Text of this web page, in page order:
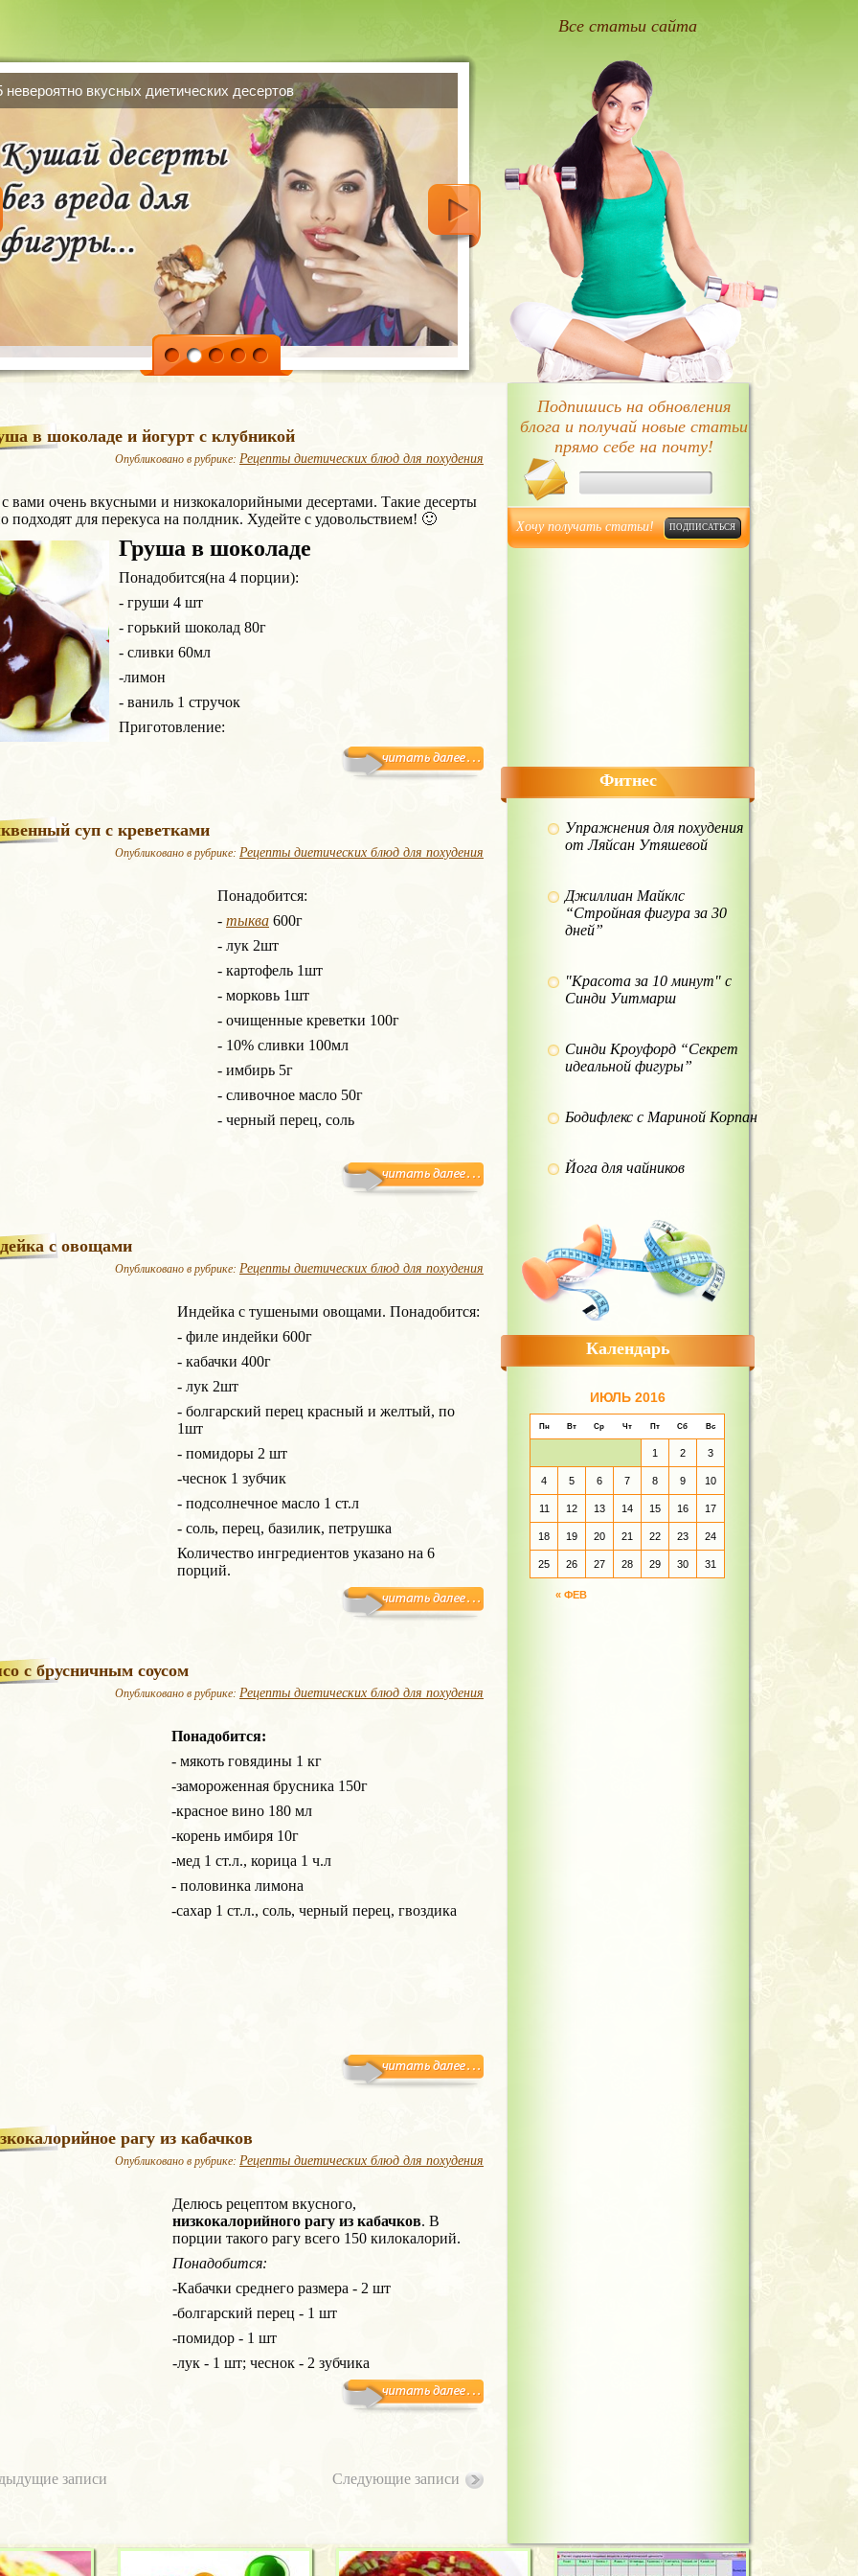
Все статьи сайта
невероятно вкусных диетических десертов
в шоколаде и йогурт с клубникой
Опубликовано в рубрике: Рецепты диетических блюд для похудения
вами очень вкусными и низкокалорийными десертами. Такие десерты
подходят для перекуса на полдник. Худейте с удовольствием! 🙂
Груша в шоколаде
Понадобится(на 4 порции):
- груши 4 шт
- горький шоколад 80г
- сливки 60мл
-лимон
- ваниль 1 стручок
Приготовление:
суп с креветками
Опубликовано в рубрике: Рецепты диетических блюд для похудения
Понадобится:
- тыква 600г
- лук 2шт
- картофель 1шт
- морковь 1шт
- очищенные креветки 100г
- 10% сливки 100мл
- имбирь 5г
- сливочное масло 50г
- черный перец, соль
с овощами
Опубликовано в рубрике: Рецепты диетических блюд для похудения
Индейка с тушеными овощами. Понадобится:
- филе индейки 600г
- кабачки 400г
- лук 2шт
- болгарский перец красный и желтый, по
1шт
- помидоры 2 шт
-чеснок 1 зубчик
- подсолнечное масло 1 ст.л
- соль, перец, базилик, петрушка
Количество ингредиентов указано на 6
порций.
с брусничным соусом
Опубликовано в рубрике: Рецепты диетических блюд для похудения
Понадобится:
- мякоть говядины 1 кг
-замороженная брусника 150г
-красное вино 180 мл
-корень имбиря 10г
-мед 1 ст.л., корица 1 ч.л
- половинка лимона
-сахар 1 ст.л., соль, черный перец, гвоздика
рагу из кабачков
Опубликовано в рубрике: Рецепты диетических блюд для похудения
Делюсь рецептом вкусного,
низкокалорийного рагу из кабачков. В
порции такого рагу всего 150 килокалорий.
Понадобится:
-Кабачки среднего размера - 2 шт
-болгарский перец - 1 шт
-помидор - 1 шт
-лук - 1 шт; чеснок - 2 зубчика
записи Следующие записи
Подпишись на обновления
блога и получай новые статьи
прямо себе на почту!
Хочу получать статьи!
Фитнес
Упражнения для похудения
от Ляйсан Утяшевой
Джиллиан Майклс
“Стройная фигура за 30
дней”
"Красота за 10 минут" с
Синди Уитмарш
Синди Кроуфорд “Секрет
идеальной фигуры”
Бодифлекс с Мариной Корпан
Йога для чайников
Календарь
ИЮЛЬ 2016
Пн Вт Ср Чт Пт Сб Вс
« ФЕВ
1 2 3
4 5 6 7 8 9 10
11 12 13 14 15 16 17
18 19 20 21 22 23 24
25 26 27 28 29 30 31